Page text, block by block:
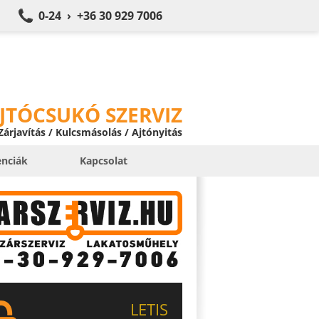
0-24 › +36 30 929 7006
SZERVIZ
/ Kulcsmásolás / Ajtónyitás
Kapcsolat
LETIS